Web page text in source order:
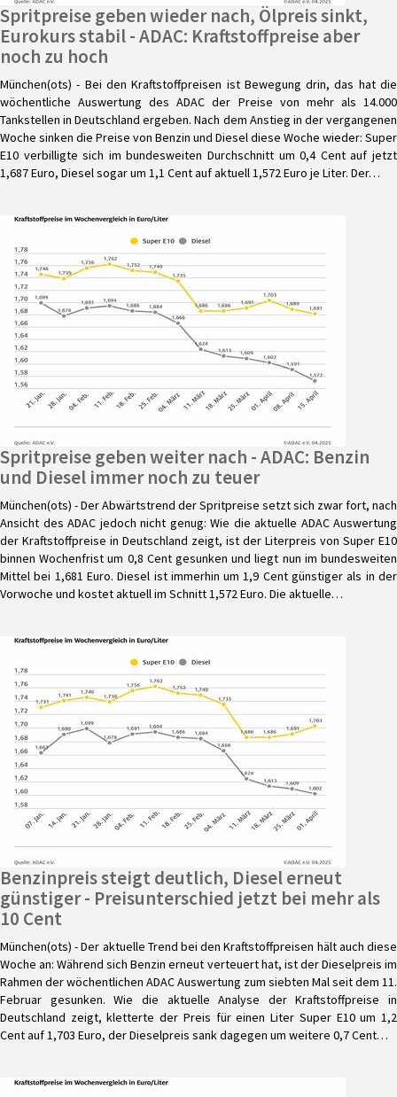
Spritpreise geben wieder nach, Ölpreis sinkt,
Eurokurs stabil - ADAC: Kraftstoffpreise aber
noch zu hoch
München(ots) - Bei den Kraftstoffpreisen ist Bewegung drin, das hat die
wöchentliche Auswertung des ADAC der Preise von mehr als 14.000
Tankstellen in Deutschland ergeben. Nach dem Anstieg in der vergangenen
Woche sinken die Preise von Benzin und Diesel diese Woche wieder: Super
E10 verbilligte sich im bundesweiten Durchschnitt um 0,4 Cent auf jetzt
1,687 Euro, Diesel sogar um 1,1 Cent auf aktuell 1,572 Euro je Liter. Der…
Spritpreise geben weiter nach - ADAC: Benzin
und Diesel immer noch zu teuer
München(ots) - Der Abwärtstrend der Spritpreise setzt sich zwar fort, nach
Ansicht des ADAC jedoch nicht genug: Wie die aktuelle ADAC Auswertung
der Kraftstoffpreise in Deutschland zeigt, ist der Literpreis von Super E10
binnen Wochenfrist um 0,8 Cent gesunken und liegt nun im bundesweiten
Mittel bei 1,681 Euro. Diesel ist immerhin um 1,9 Cent günstiger als in der
Vorwoche und kostet aktuell im Schnitt 1,572 Euro. Die aktuelle…
Benzinpreis steigt deutlich, Diesel erneut
günstiger - Preisunterschied jetzt bei mehr als
10 Cent
München(ots) - Der aktuelle Trend bei den Kraftstoffpreisen hält auch diese
Woche an: Während sich Benzin erneut verteuert hat, ist der Dieselpreis im
Rahmen der wöchentlichen ADAC Auswertung zum siebten Mal seit dem 11.
Februar gesunken. Wie die aktuelle Analyse der Kraftstoffpreise in
Deutschland zeigt, kletterte der Preis für einen Liter Super E10 um 1,2
Cent auf 1,703 Euro, der Dieselpreis sank dagegen um weitere 0,7 Cent…